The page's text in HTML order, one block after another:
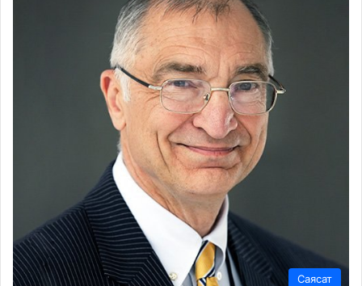
Саясат